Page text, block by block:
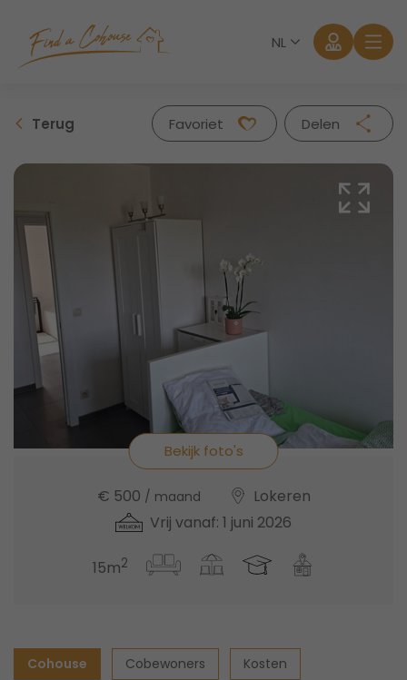
NL
Wachtwoord vergeten?
Terug Favoriet
Delen
Facebook
Twitter
Whatsapp
Bekijk foto's
€ 500 / maand
Lokeren
Vrij vanaf: 1 juni 2026
15m2
Cohouse Cobewoners Kosten